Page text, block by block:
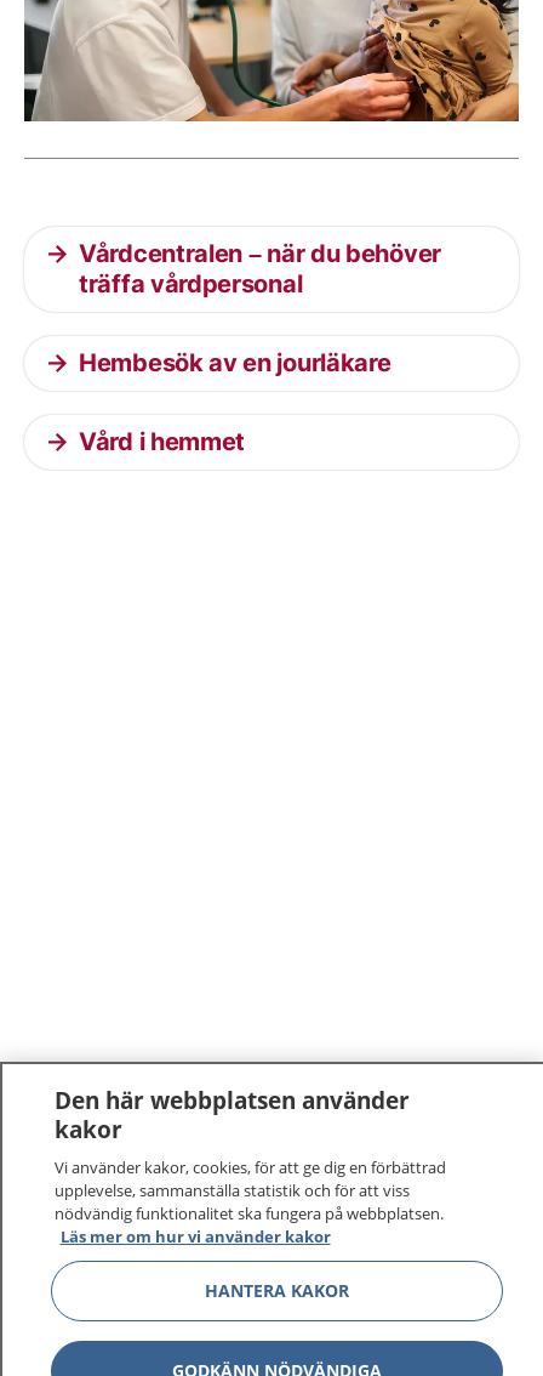
Aktuella artiklar
Vårdcentralen – när du behöver
träffa vårdpersonal
Hembesök av en jourläkare
Vård i hemmet
1177–tryggt om din hälsa och vård
På 1177.se får du råd om hälsa och information om
sjukdomar och vilka mottagningar du kan kontakta.
Logga in för att läsa din journal och göra dina
Den här webbplatsen använder
kakor
Vi använder kakor, cookies, för att ge dig en förbättrad
upplevelse, sammanställa statistik och för att viss
nödvändig funktionalitet ska fungera på webbplatsen.
Läs mer om hur vi använder kakor
HANTERA KAKOR
GODKÄNN NÖDVÄNDIGA